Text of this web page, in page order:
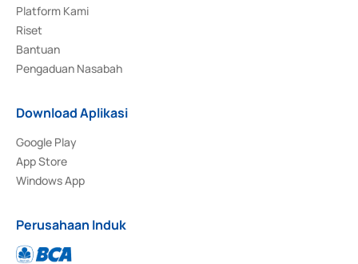
Platform Kami
Riset
Bantuan
Pengaduan Nasabah
Download Aplikasi
Google Play
App Store
Windows App
Perusahaan Induk